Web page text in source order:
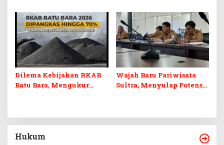
dan Pelunasan Utang
Infrastruktur
Desak Formasi Disabilitas
Dilema Kebijakan RKAB
Batu Bara, Mengukur
Wajah Baru Pariwisata
Sultra, Menyulap Potensi
Hukum